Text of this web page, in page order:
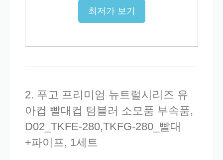
최저가 보기
2. 푸고 프리미엄 뉴트럴시리즈 유
아컵 빨대컵 텀블러 소모품 부속품,
D02_TKFE-280,TKFG-280_빨대
+파이프, 1세트